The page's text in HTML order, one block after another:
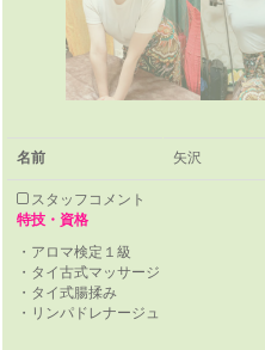
プ
ト
名前 矢沢
スタッフコメント
特技・資格
・アロマ検定１級
・タイ古式マッサージ
・タイ式腸揉み
・リンパドレナージュ